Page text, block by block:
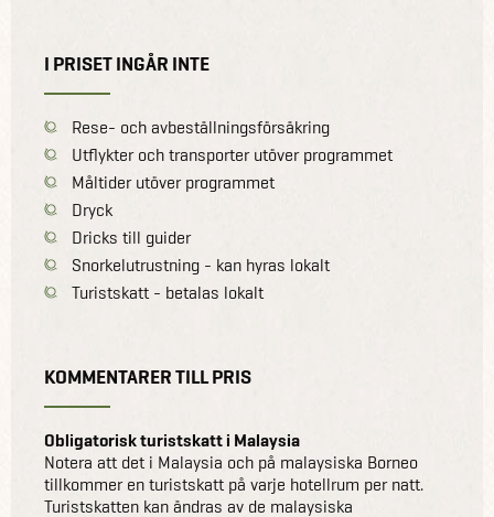
I PRISET INGÅR INTE
Rese- och avbeställningsförsäkring
Utflykter och transporter utöver programmet
Måltider utöver programmet
Dryck
Dricks till guider
Snorkelutrustning - kan hyras lokalt
Turistskatt - betalas lokalt
KOMMENTARER TILL PRIS
Obligatorisk turistskatt i Malaysia
Notera att det i Malaysia och på malaysiska Borneo
tillkommer en turistskatt på varje hotellrum per natt.
Turistskatten kan ändras av de malaysiska